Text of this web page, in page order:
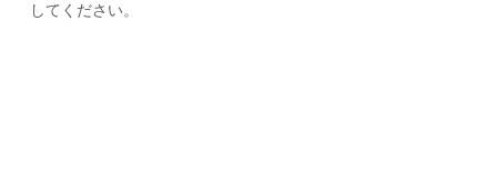
してください。